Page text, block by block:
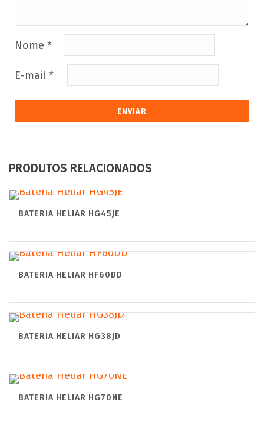
Nome *
E-mail *
PRODUTOS RELACIONADOS
BATERIA HELIAR HG45JE
BATERIA HELIAR HF60DD
BATERIA HELIAR HG38JD
BATERIA HELIAR HG70NE